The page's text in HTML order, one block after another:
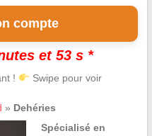
compte
et 52 s *
! Swipe pour voir
» Dehéries
Spécialisé en